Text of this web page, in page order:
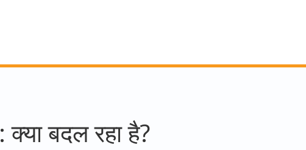
बदल रहा है?